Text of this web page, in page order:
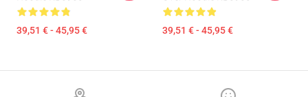
39,51 € - 45,95 € 39,51 € - 45,95 €